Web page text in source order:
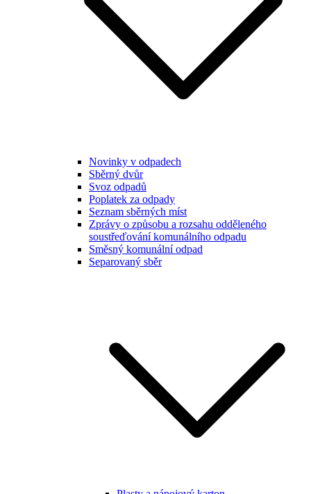
Novinky v odpadech
Sběrný dvůr
Svoz odpadů
Poplatek za odpady
Seznam sběrných míst
Zprávy o způsobu a rozsahu odděleného
soustřeďování komunálního odpadu
Směsný komunální odpad
Separovaný sběr